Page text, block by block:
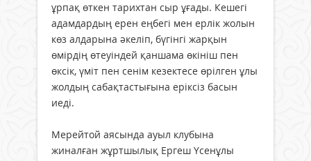
ұрпақ өткен тарихтан сыр ұғады. Кешегі
адамдардың ерен еңбегі мен ерлік жолын
көз алдарына әкеліп, бүгінгі жарқын
өмірдің өтеуіндей қаншама өкініш пен
өксік, үміт пен сенім кезектесе өрілген ұлы
жолдың сабақтастығына еріксіз басын
иеді.
Мерейтой аясында ауыл клубына
жиналған жұртшылық Ергеш Үсенұлы